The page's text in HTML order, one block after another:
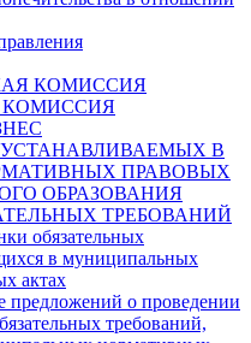
КОМИССИЯ
КОМИССИЯ
В
ПРАВОВЫХ
ОБРАЗОВАНИЯ
ТРЕБОВАНИЙ
обязательных
в муниципальных
актах
предложений о проведении
требований,